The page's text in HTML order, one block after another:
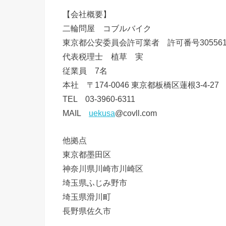
【会社概要】
二輪問屋 コブルバイク
東京都公安委員会許可業者 許可番号
代表税理士 植草 実
従業員 7名
本社 〒174-0046 東京都板橋区蓮根3-4-27
TEL 03-3960-6311
MAIL uekusa@covll.com
他拠点
東京都墨田区
神奈川県川崎市川崎区
埼玉県ふじみ野市
埼玉県滑川町
長野県佐久市